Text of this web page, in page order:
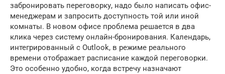
забронировать переговорку, надо было написать офис-
менеджерам и запросить доступность той или иной
комнаты. В новом офисе проблема решается в два
клика через систему онлайн-бронирования. Календарь,
интегрированный с Outlook, в режиме реального
времени отображает расписание каждой переговорки.
Это особенно удобно, когда встречу назначают